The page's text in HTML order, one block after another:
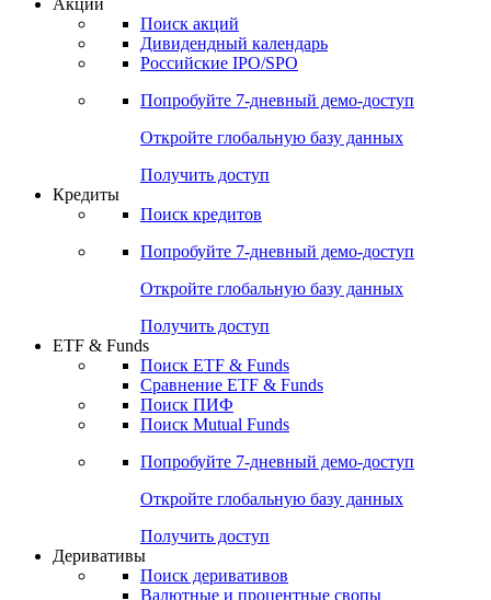
Откройте глобальную базу данных
Получить доступ
Поиск акций
Российские IPO/SPO
Попробуйте7-дневный
Откройте глобальную базу данных
Получить доступ
Поиск кредитов
Попробуйте7-дневный
Откройте глобальную базу данных
Получить доступ
ETF & Funds
Сравнение ETF & Funds
Поиск Mutual Funds
Попробуйте7-дневный
Откройте глобальную базу данных